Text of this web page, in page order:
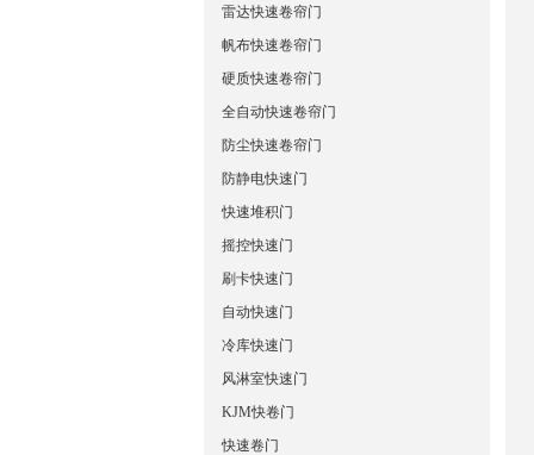
雷达快速卷帘门
帆布快速卷帘门
硬质快速卷帘门
全自动快速卷帘门
防尘快速卷帘门
防静电快速门
快速堆积门
摇控快速门
刷卡快速门
自动快速门
冷库快速门
风淋室快速门
KJM快卷门
快速卷门